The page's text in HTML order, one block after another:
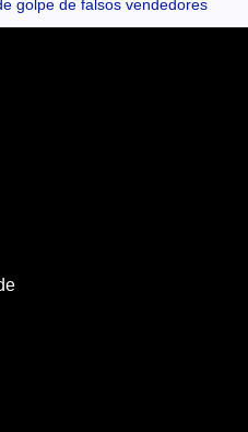
golpe de falsos vendedores